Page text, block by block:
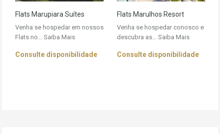
Flats Marupiara Suítes
Venha se hospedar em nossos
Flats no… Saiba Mais
Consulte disponibilidade
Flats Marulhos Resort
Venha se hospedar conosco e
descubra as… Saiba Mais
Consulte disponibilidade